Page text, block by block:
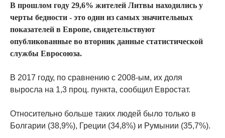
В прошлом году 29,6% жителей Литвы находились у
черты бедности - это один из самых значительных
показателей в Европе, свидетельствуют
опубликованные во вторник данные статистической
службы Евросоюза.
В 2017 году, по сравнению с 2008-ым, их доля
выросла на 1,3 проц. пункта, сообщил Евростат.
Относительно больше таких людей было только в
Болгарии (38,9%), Греции (34,8%) и Румынии (35,7%).